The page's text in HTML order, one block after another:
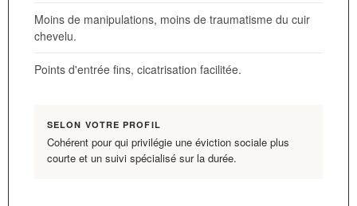
Moins de manipulations, moins de traumatisme du cuir
chevelu.
Points d'entrée fins, cicatrisation facilitée.
SELON VOTRE PROFIL
Cohérent pour qui privilégie une éviction sociale plus
courte et un suivi spécialisé sur la durée.